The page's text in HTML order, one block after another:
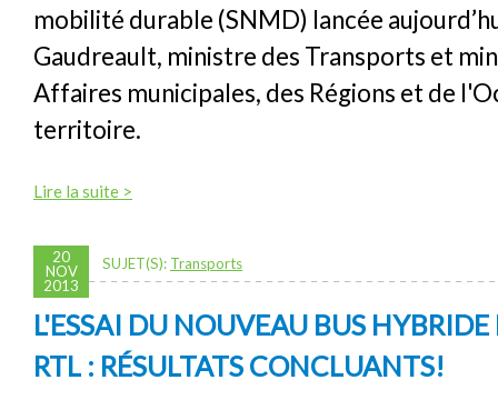
mobilité durable (SNMD) lancée
Gaudreault, ministre des Transports et
Affaires municipales, des Régions et de
territoire.
Lire la suite >
20
NOV
2013
SUJET(S): Transports
L'ESSAI DU NOUVEAU BUS
RTL : RÉSULTATS CONCLUANTS!